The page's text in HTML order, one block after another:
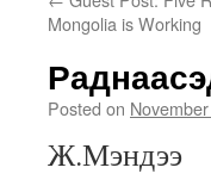
Mongolia is Working
Posted on
Ж.Мэндээ